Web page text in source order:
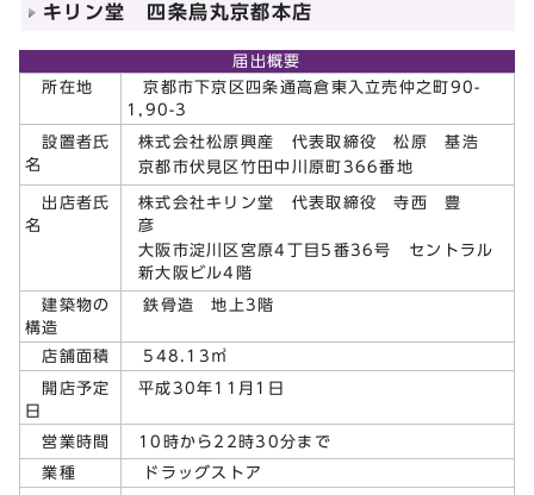
キリン堂 四条烏丸京都本店
届出概要
所在地
京都市下京区四条通高倉東入立売仲之町90-
1,90-3
設置者氏
名
株式会社松原興産 代表取締役 松原 基浩
京都市伏見区竹田中川原町366番地
出店者氏
名
株式会社キリン堂 代表取締役 寺西 豊
彦
大阪市淀川区宮原4丁目5番36号 セントラル
新大阪ビル4階
建築物の
構造
鉄骨造 地上3階
店舗面積 548.13㎡
開店予定
日
平成30年11月1日
営業時間 10時から22時30分まで
業種 ドラッグストア